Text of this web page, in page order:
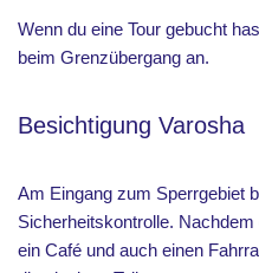
Wenn du eine Tour gebucht
beim Grenzübergang an.
Besichtigung Varosha
Am Eingang zum Sperrgebiet
Sicherheitskontrolle.
ein Café und auch einen